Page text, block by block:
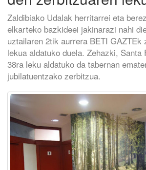
Zaldibiako Udalak herritarrei eta
elkarteko bazkideei jakinarazi nahi
uztailaren 2tik aurrera BETI GAZTEk
lekua aldatuko duela. Zehazki, Santa
38ra leku aldatuko da tabernan
jubilatuentzako zerbitzua.